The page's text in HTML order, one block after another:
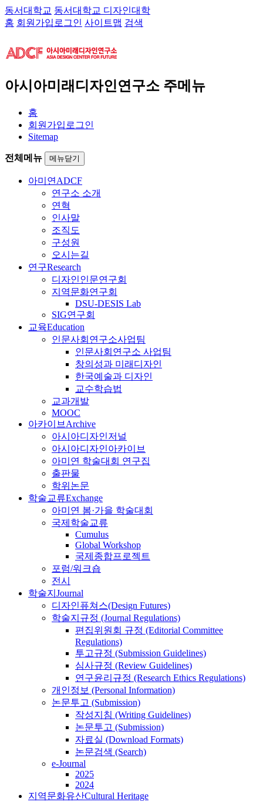
동서대학교 동서대학교 디자인대학
홈 회원가입 로그인 사이트맵 검색
아시아미래디자인연구소 주메뉴
홈
회원가입 로그인
Sitemap
전체메뉴 메뉴닫기
아미연 ADCF
연구소 소개
연혁
인사말
조직도
구성원
오시는길
연구Research
디자인인문연구회
지역문화연구회
DSU-DESIS Lab
SIG연구회
교육Education
인문사회연구소사업팀
인문사회연구소 사업팀
창의성과 미래디자인
한국예술과 디자인
교수학습법
교과개발
MOOC
아카이브 Archive
아시아디자인저널
아시아디자인아카이브
아미연 학술대회 연구집
출판물
학위논문
학술교류Exchange
아미연 봄·가을 학술대회
국제학술교류
Cumulus
Global Workshop
국제종합프로젝트
포럼/워크숍
전시
학술지 Journal
디자인퓨쳐스(Design Futures)
학술지규정 (Journal Regulations)
편집위원회 규정 (Editorial Committee
Regulations)
투고규정 (Submission Guidelines)
심사규정 (Review Guidelines)
연구윤리규정 (Research Ethics Regulations)
개인정보 (Personal Information)
논문투고 (Submission)
작성지침 (Writing Guidelines)
논문투고 (Submission)
자료실 (Download Formats)
논문검색 (Search)
e-Journal
2025
2024
지역문화유산Cultural Heritage